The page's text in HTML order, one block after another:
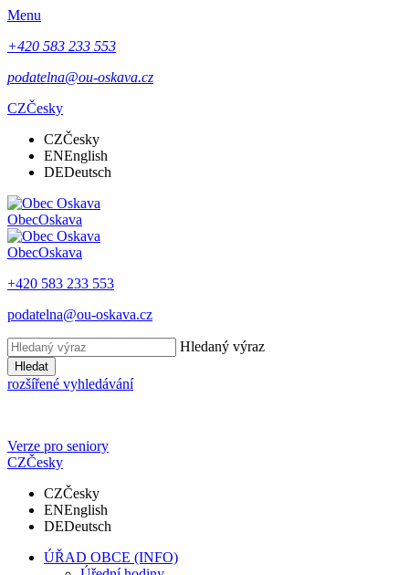
Menu
+420 583 233 553
podatelna@ou-oskava.cz
CZČesky
CZČesky
ENEnglish
DEDeutsch
ObecOskava
ObecOskava
+420 583 233 553
podatelna@ou-oskava.cz
Hledaný výraz
Hledat
rozšířené vyhledávání
Verze pro seniory
CZČesky
CZČesky
ENEnglish
DEDeutsch
ÚŘAD OBCE (INFO)